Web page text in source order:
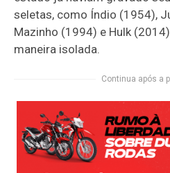
seletas, como Índio (1954),
Mazinho (1994) e Hulk
maneira isolada.
Continua após a